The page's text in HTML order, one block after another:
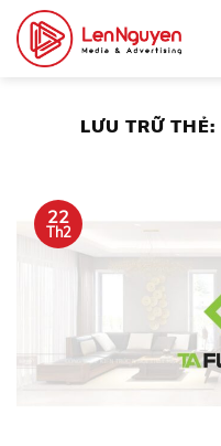
qua
LƯU TRỮ THẺ:
22
Th2